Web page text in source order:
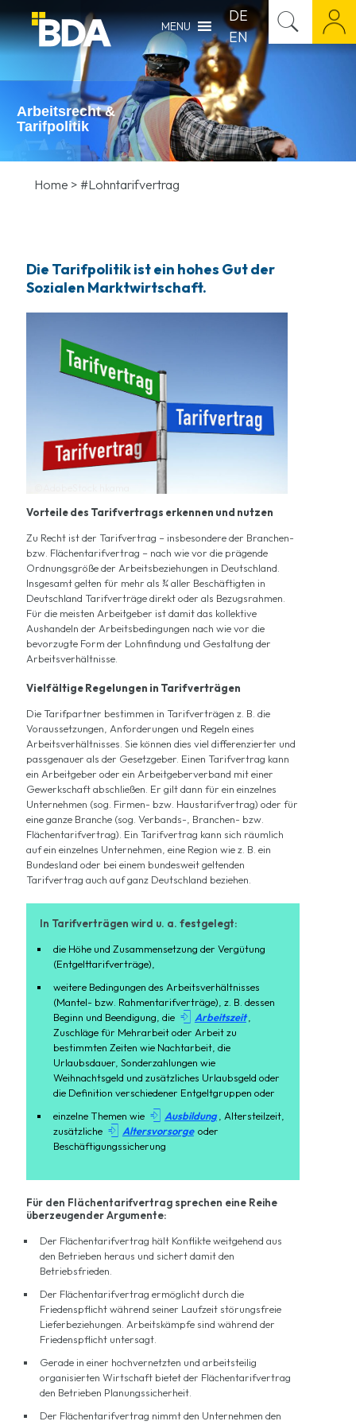
MENU
DE
EN
Arbeitsrecht &
Tarifpolitik
Home > #Lohntarifvertrag
Die Tarifpolitik ist ein hohes Gut der
Sozialen Marktwirtschaft.
Vorteile des Tarifvertrags erkennen und nutzen
Zu Recht ist der Tarifvertrag – insbesondere der Branchen-
bzw. Flächentarifvertrag – nach wie vor die prägende
Ordnungsgröße der Arbeitsbeziehungen in Deutschland.
Insgesamt gelten für mehr als ¾ aller Beschäftigten in
Deutschland Tarifverträge direkt oder als Bezugsrahmen.
Für die meisten Arbeitgeber ist damit das kollektive
Aushandeln der Arbeitsbedingungen nach wie vor die
bevorzugte Form der Lohnfindung und Gestaltung der
Arbeitsverhältnisse.
Vielfältige Regelungen in Tarifverträgen
Die Tarifpartner bestimmen in Tarifverträgen z. B. die
Voraussetzungen, Anforderungen und Regeln eines
Arbeitsverhältnisses. Sie können dies viel differenzierter und
passgenauer als der Gesetzgeber. Einen Tarifvertrag kann
ein Arbeitgeber oder ein Arbeitgeberverband mit einer
Gewerkschaft abschließen. Er gilt dann für ein einzelnes
Unternehmen (sog. Firmen- bzw. Haustarifvertrag) oder für
eine ganze Branche (sog. Verbands-, Branchen- bzw.
Flächentarifvertrag). Ein Tarifvertrag kann sich räumlich
auf ein einzelnes Unternehmen, eine Region wie z. B. ein
Bundesland oder bei einem bundesweit geltenden
Tarifvertrag auch auf ganz Deutschland beziehen.
In Tarifverträgen wird u. a. festgelegt:
die Höhe und Zusammensetzung der Vergütung
(Entgelttarifverträge),
weitere Bedingungen des Arbeitsverhältnisses
(Mantel- bzw. Rahmentarifverträge), z. B. dessen
Beginn und Beendigung, die  Arbeitszeit,
Zuschläge für Mehrarbeit oder Arbeit zu
bestimmten Zeiten wie Nachtarbeit, die
Urlaubsdauer, Sonderzahlungen wie
Weihnachtsgeld und zusätzliches Urlaubsgeld oder
die Definition verschiedener Entgeltgruppen oder
einzelne Themen wie  Ausbildung, Altersteilzeit,
zusätzliche  Altersvorsorge oder
Beschäftigungssicherung
Für den Flächentarifvertrag sprechen eine Reihe
überzeugender Argumente:
Der Flächentarifvertrag hält Konflikte weitgehend aus
den Betrieben heraus und sichert damit den
Betriebsfrieden.
Der Flächentarifvertrag ermöglicht durch die
Friedenspflicht während seiner Laufzeit störungsfreie
Lieferbeziehungen. Arbeitskämpfe sind während der
Friedenspflicht untersagt.
Gerade in einer hochvernetzten und arbeitsteilig
organisierten Wirtschaft bietet der Flächentarifvertrag
den Betrieben Planungssicherheit.
Der Flächentarifvertrag nimmt den Unternehmen den